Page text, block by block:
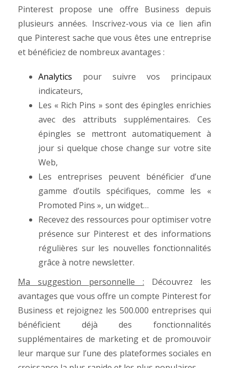
Pinterest propose une offre Business depuis
plusieurs années. Inscrivez-vous via ce lien afin
que Pinterest sache que vous êtes une entreprise
et bénéficiez de nombreux avantages :
Analytics pour suivre vos principaux
indicateurs,
Les « Rich Pins » sont des épingles enrichies
avec des attributs supplémentaires. Ces
épingles se mettront automatiquement à
jour si quelque chose change sur votre site
Web,
Les entreprises peuvent bénéficier d’une
gamme d’outils spécifiques, comme les «
Promoted Pins », un widget…
Recevez des ressources pour optimiser votre
présence sur Pinterest et des informations
régulières sur les nouvelles fonctionnalités
grâce à notre newsletter.
Ma suggestion personnelle : Découvrez les
avantages que vous offre un compte Pinterest for
Business et rejoignez les 500.000 entreprises qui
bénéficient déjà des fonctionnalités
supplémentaires de marketing et de promouvoir
leur marque sur l’une des plateformes sociales en